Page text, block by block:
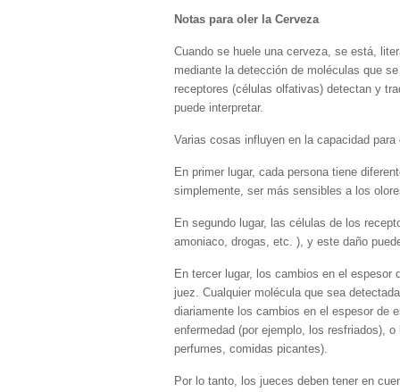
Notas para oler la Cerveza
Cuando se huele una cerveza, se está,
mediante la detección de moléculas que
receptores (células olfativas) detectan y
puede interpretar.
Varias cosas influyen en la capacidad
En primer lugar, cada persona tiene
simplemente, ser más sensibles a los
En segundo lugar, las células de los
amoniaco, drogas, etc. ), y este daño
En tercer lugar, los cambios en el
juez. Cualquier molécula que sea
diariamente los cambios en el espesor de
enfermedad (por ejemplo, los resfriados),
perfumes, comidas picantes).
Por lo tanto, los jueces deben tener en